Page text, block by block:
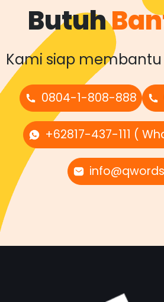
Butuh
Kami siap
0804-1-808-888
+62817-437-111 (